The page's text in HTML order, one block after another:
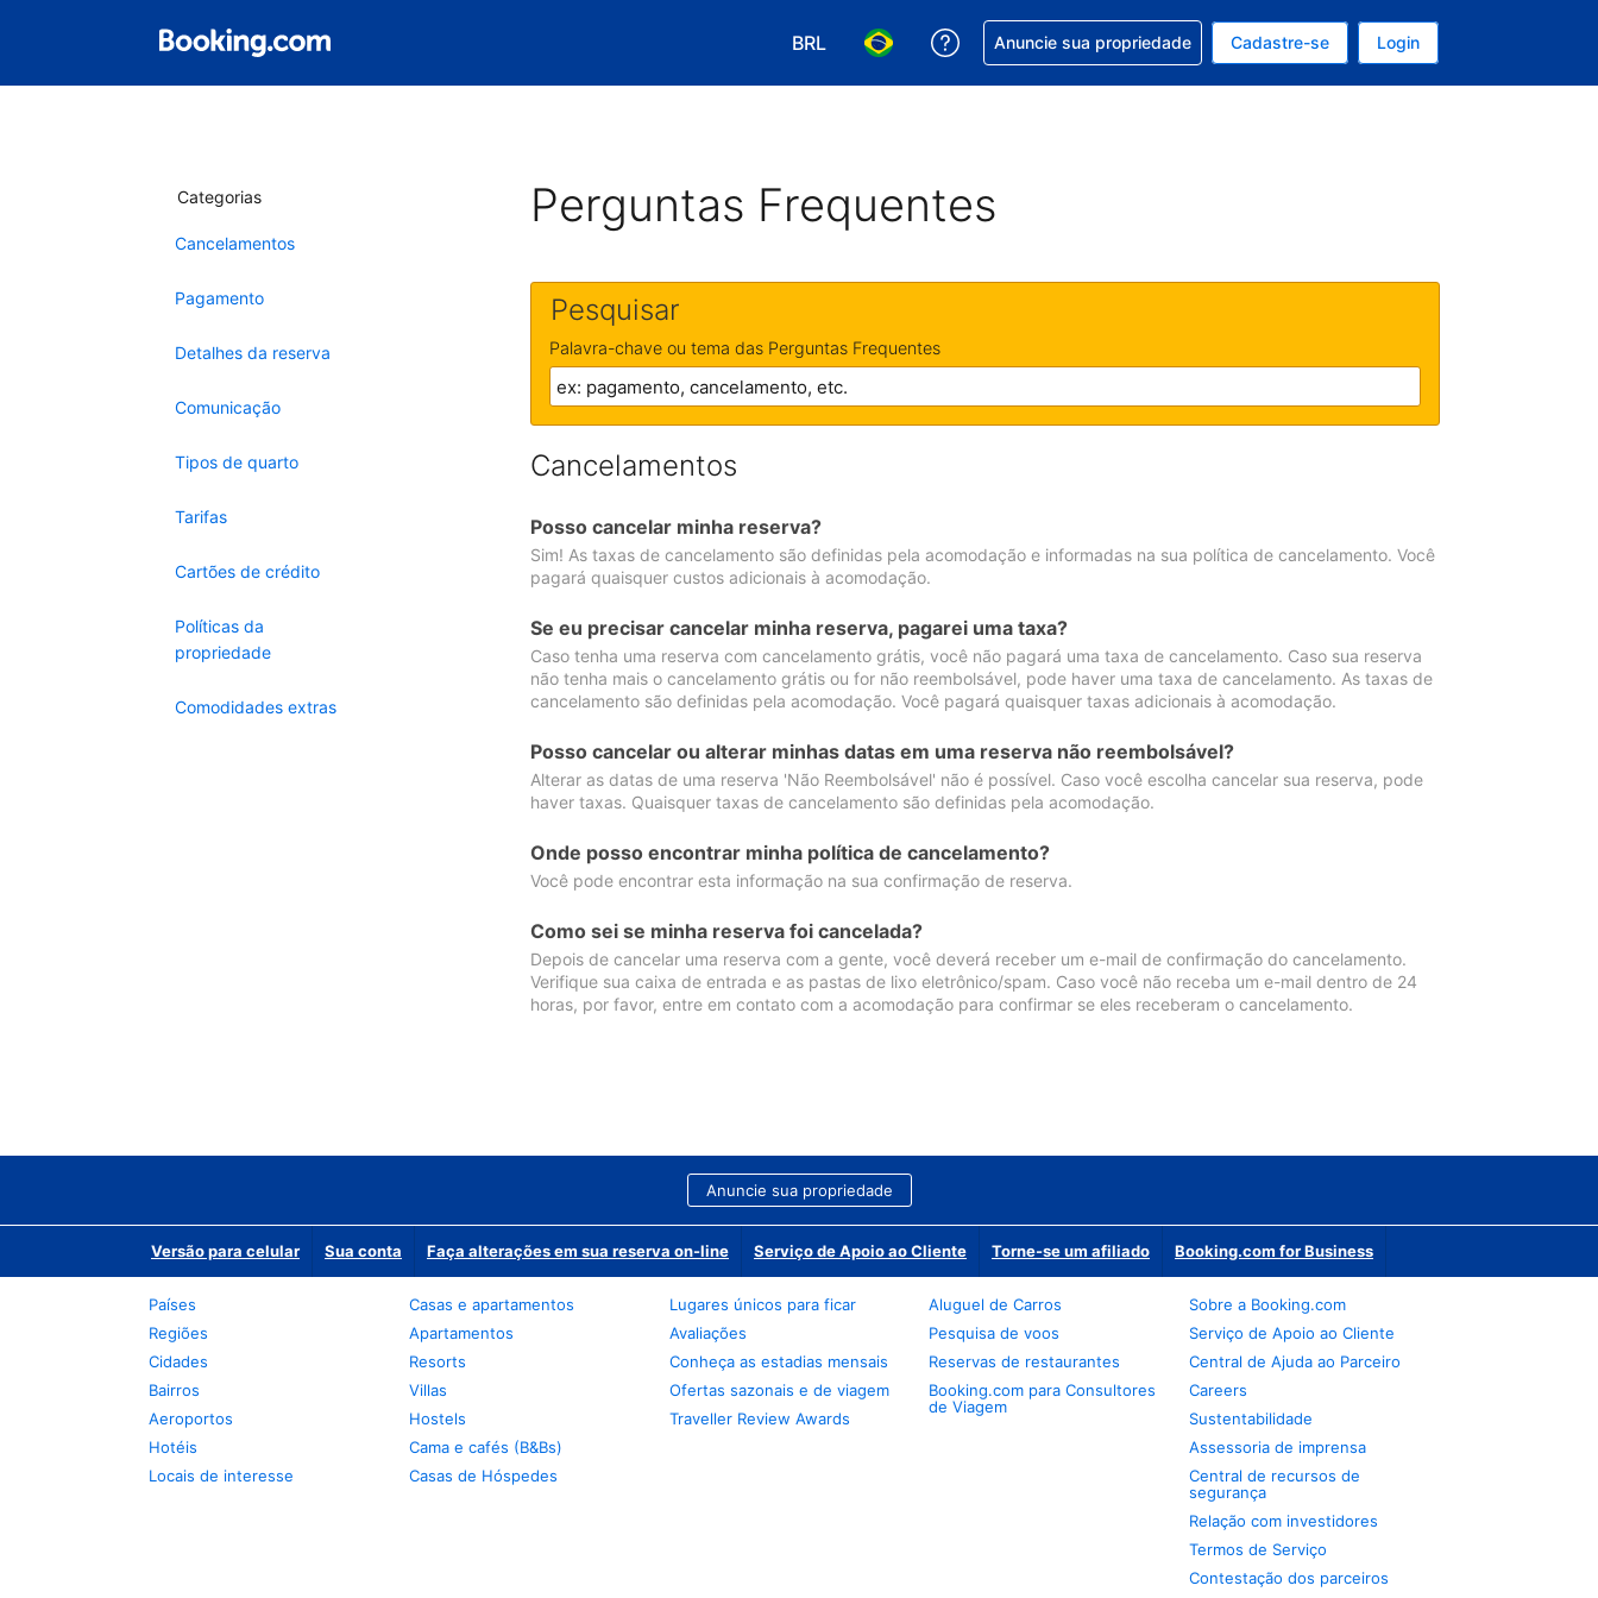
BRL
Escolha sua moeda. Atualmente, sua moeda é: Real
Escolha seu idioma. Atualmente, seu idioma é: Português (Brasil)
Receber ajuda com sua reserva
Anuncie sua propriedade Cadastre-se Login
Categorias
Cancelamentos
Pagamento
Detalhes da reserva
Comunicação
Tipos de quarto
Tarifas
Cartões de crédito
Políticas da
propriedade
Comodidades extras
Perguntas Frequentes
Pesquisar
Palavra-chave ou tema das Perguntas Frequentes
Cancelamentos
Posso cancelar minha reserva?
Sim! As taxas de cancelamento são definidas pela acomodação e informadas na sua política de cancelamento. Você
pagará quaisquer custos adicionais à acomodação.
Se eu precisar cancelar minha reserva, pagarei uma taxa?
Caso tenha uma reserva com cancelamento grátis, você não pagará uma taxa de cancelamento. Caso sua reserva
não tenha mais o cancelamento grátis ou for não reembolsável, pode haver uma taxa de cancelamento. As taxas de
cancelamento são definidas pela acomodação. Você pagará quaisquer taxas adicionais à acomodação.
Posso cancelar ou alterar minhas datas em uma reserva não reembolsável?
Alterar as datas de uma reserva 'Não Reembolsável' não é possível. Caso você escolha cancelar sua reserva, pode
haver taxas. Quaisquer taxas de cancelamento são definidas pela acomodação.
Onde posso encontrar minha política de cancelamento?
Você pode encontrar esta informação na sua confirmação de reserva.
Como sei se minha reserva foi cancelada?
Depois de cancelar uma reserva com a gente, você deverá receber um e-mail de confirmação do cancelamento.
Verifique sua caixa de entrada e as pastas de lixo eletrônico/spam. Caso você não receba um e-mail dentro de 24
horas, por favor, entre em contato com a acomodação para confirmar se eles receberam o cancelamento.
Anuncie sua propriedade
Versão para celular Sua conta Faça alterações em sua reserva on-line Serviço de Apoio ao Cliente Torne-se um afiliado Booking.com for Business
Países
Regiões
Cidades
Bairros
Aeroportos
Hotéis
Locais de interesse
Casas e apartamentos
Apartamentos
Resorts
Villas
Hostels
Cama e cafés (B&Bs)
Casas de Hóspedes
Lugares únicos para ficar
Avaliações
Conheça as estadias mensais
Ofertas sazonais e de viagem
Traveller Review Awards
Aluguel de Carros
Pesquisa de voos
Reservas de restaurantes
Booking.com para Consultores
de Viagem
Sobre a Booking.com
Serviço de Apoio ao Cliente
Central de Ajuda ao Parceiro
Careers
Sustentabilidade
Assessoria de imprensa
Central de recursos de
segurança
Relação com investidores
Termos de Serviço
Contestação dos parceiros